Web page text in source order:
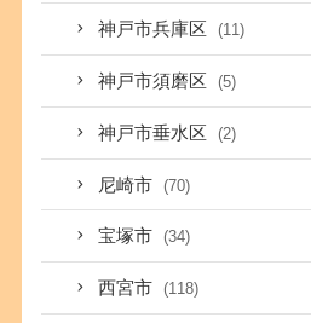
神戸市兵庫区 (11)
神戸市須磨区 (5)
神戸市垂水区 (2)
尼崎市 (70)
宝塚市 (34)
西宮市 (118)